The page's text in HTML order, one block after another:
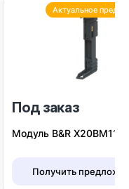
Актуальное
Под заказ
Модуль B&R Х20BM11
Получить